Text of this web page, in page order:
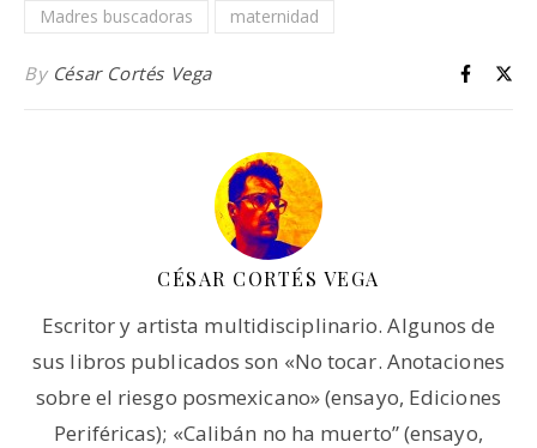
Madres buscadoras maternidad
By César Cortés Vega
CÉSAR CORTÉS VEGA
Escritor y artista multidisciplinario. Algunos de
sus libros publicados son «No tocar. Anotaciones
sobre el riesgo posmexicano» (ensayo, Ediciones
Periféricas); «Calibán no ha muerto” (ensayo,